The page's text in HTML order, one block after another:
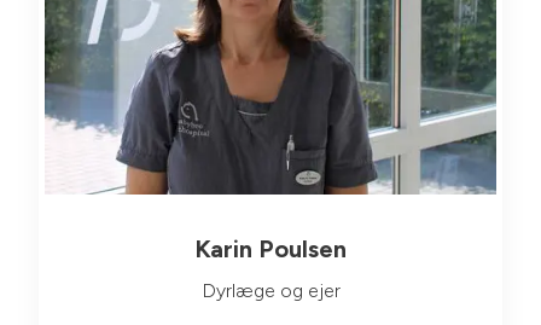
Karin Poulsen
Dyrlæge og ejer